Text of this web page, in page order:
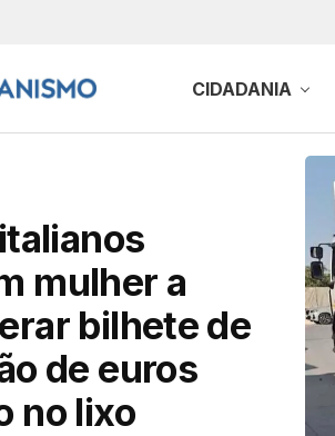
CIDADANIA
mulher a
bilhete de
de euros
no lixo